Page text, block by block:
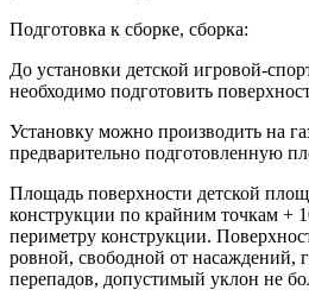
Подготовка к сборке, сборка:
До установки детской игровой-
необходимо подготовить
Установку можно производить на
предварительно подготовленную
Площадь поверхности детской
конструкции по крайним точкам +
периметру конструкции.
ровной, свободной от насаждений,
перепадов, допустимый уклон не